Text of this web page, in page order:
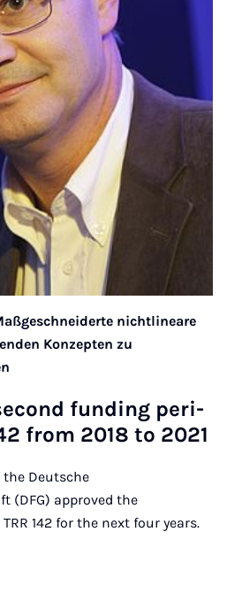
nichtlineare
Konzepten zu
fun­ding pe­ri­
from 2018 to 2021
the Deutsche
(DFG) approved the
142 for the next four years.